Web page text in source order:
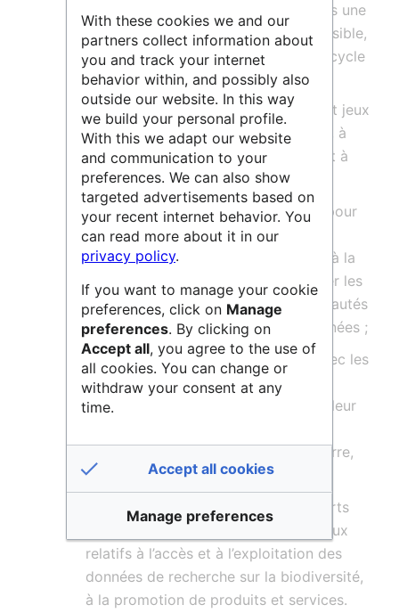
Les missions du PNDB s’inscrivent dans une
approche FAIR (Facile à trouver, Accessible,
Interopérable, Réutilisable), et dans le cycle
de vie des données et consistent à :
Fournir un accès auxmétadonnées
et jeux
de données, à des services associés, à
des produits dérivés des analyses, et à
des ressources spécifiques ;
Promouvoir l’animation scientifique pour
identifier les lacunes en termes
d'accompagnement à l'ouverture et à la
réutilisation des données, et favoriser les
complémentarités entre les communautés
productrices et utilisatrices des données ;
Faciliter le partage des pratiques avec les
autres communautés de recherche,
favoriser le partage des données et leur
autres pôles (Theia, Odatis, FormaTerre,
Aeris).
Favoriser la cohérence avec les efforts
nationaux, européens et internationaux
relatifs à l’accès et à l’exploitation des
données de recherche sur la biodiversité,
à la promotion de produits et services.
With these cookies we and our
partners collect information about
you and track your internet
behavior within, and possibly also
outside our website. In this way
we build your personal profile.
With this we adapt our website
and communication to your
preferences. We can also show
targeted advertisements based on
your recent internet behavior. You
can read more about it in our
privacy policy.
If you want to manage your cookie
preferences, click on Manage
preferences. By clicking on
Accept all, you agree to the use of
all cookies. You can change or
withdraw your consent at any
time.
Accept all cookies
Manage preferences